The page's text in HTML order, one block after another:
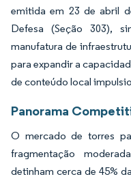
emitida em 23 de abril
Defesa (Seção 303),
manufatura de
para expandir a
de conteúdo local
Panorama
O mercado de torres
fragmentação
detinham cerca de 45%